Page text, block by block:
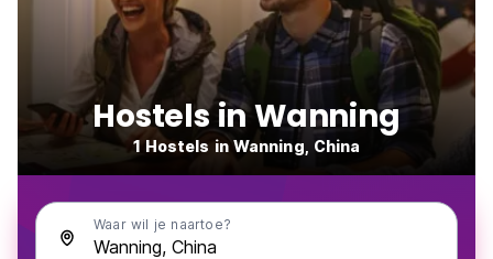
Hostels in Wanning
1 Hostels in Wanning, China
Waar wil je naartoe?